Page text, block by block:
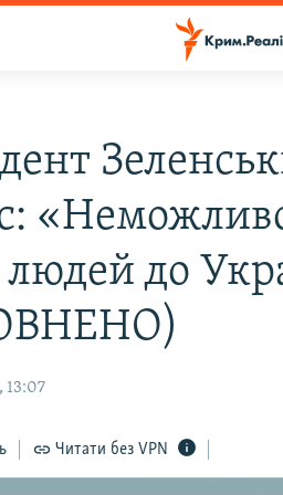
до
13:07
Читати без VPN